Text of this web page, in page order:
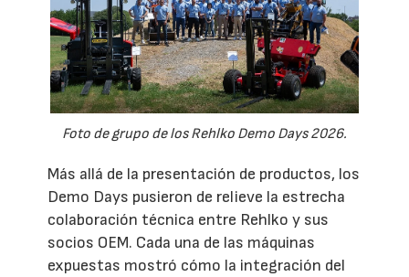
Foto de grupo de los Rehlko Demo Days 2026.
Más allá de la presentación de productos, los
Demo Days pusieron de relieve la estrecha
colaboración técnica entre Rehlko y sus
socios OEM. Cada una de las máquinas
expuestas mostró cómo la integración del